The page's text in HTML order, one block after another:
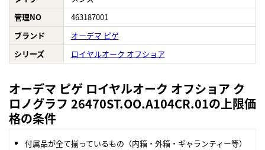
管理NO
463187001
ブランド
オーデマ ピゲ
シリーズ
ロイヤルオーク オフショア
オーデマ ピゲ ロイヤルオーク オフショア ク
ロノグラフ 26470ST.OO.A104CR.01の上限価
格の条件
付属品が全て揃っているもの（内箱・外箱・ギャランティー等）